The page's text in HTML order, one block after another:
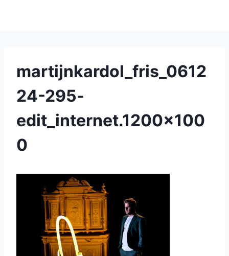
martijnkardol_fris_0612
24-295-
edit_internet.1200×100
0